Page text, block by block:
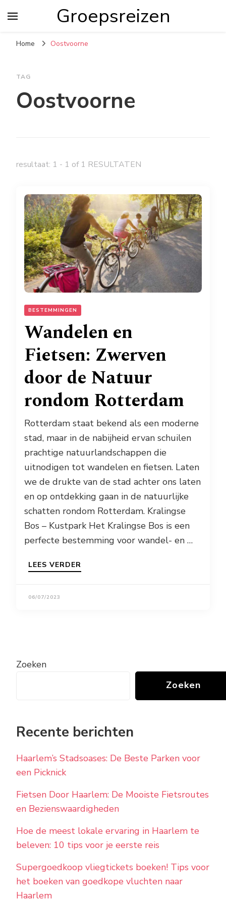
Groepsreizen
Home Oostvoorne
TAG
Oostvoorne
resultaat: 1 - 1 of 1 RESULTATEN
BESTEMMINGEN
Wandelen en
Fietsen: Zwerven
door de Natuur
rondom Rotterdam
Rotterdam staat bekend als een moderne
stad, maar in de nabijheid ervan schuilen
prachtige natuurlandschappen die
uitnodigen tot wandelen en fietsen. Laten
we de drukte van de stad achter ons laten
en op ontdekking gaan in de natuurlijke
schatten rondom Rotterdam. Kralingse
Bos – Kustpark Het Kralingse Bos is een
perfecte bestemming voor wandel- en …
LEES VERDER
06/07/2023
Zoeken
Zoeken
Recente berichten
Haarlem’s Stadsoases: De Beste Parken voor
een Picknick
Fietsen Door Haarlem: De Mooiste Fietsroutes
en Bezienswaardigheden
Hoe de meest lokale ervaring in Haarlem te
beleven: 10 tips voor je eerste reis
Supergoedkoop vliegtickets boeken! Tips voor
het boeken van goedkope vluchten naar
Haarlem